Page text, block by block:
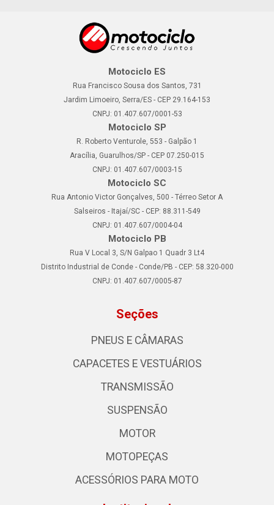
Motociclo ES
Rua Francisco Sousa dos Santos, 731
Jardim Limoeiro, Serra/ES - CEP 29.164-153
CNPJ: 01.407.607/0001-53
Motociclo SP
R. Roberto Venturole, 553 - Galpão 1
Aracília, Guarulhos/SP - CEP 07.250-015
CNPJ: 01.407.607/0003-15
Motociclo SC
Rua Antonio Victor Gonçalves, 500 - Térreo Setor A
Salseiros - Itajaí/SC - CEP: 88.311-549
CNPJ: 01.407.607/0004-04
Motociclo PB
Rua V Local 3, S/N Galpao 1 Quadr 3 Lt4
Distrito Industrial de Conde - Conde/PB - CEP: 58.320-000
CNPJ: 01.407.607/0005-87
Seções
PNEUS E CÂMARAS
CAPACETES E VESTUÁRIOS
TRANSMISSÃO
SUSPENSÃO
MOTOR
MOTOPEÇAS
ACESSÓRIOS PARA MOTO